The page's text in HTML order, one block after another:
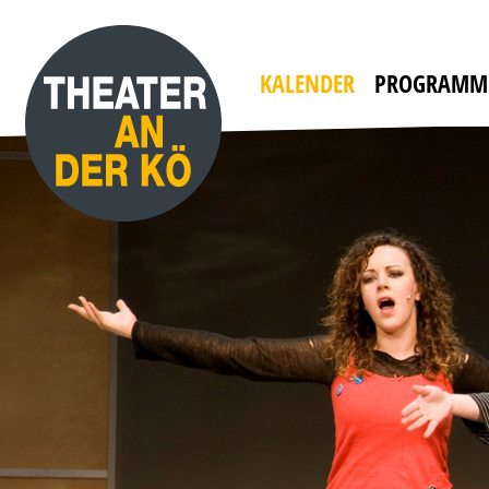
KALENDER PROGRAMM
mit WILLI THOMCZYK, DANA GOLOMBEK VON
HEINERSDORFF u. a.
Die Camper sind zurück!